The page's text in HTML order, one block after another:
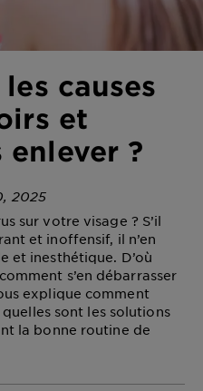
causes
et
?
2025
sur votre visage ? S’il
et inoffensif, il n’en
et inesthétique. D’où
s’en débarrasser
explique comment
sont les solutions
la bonne routine de